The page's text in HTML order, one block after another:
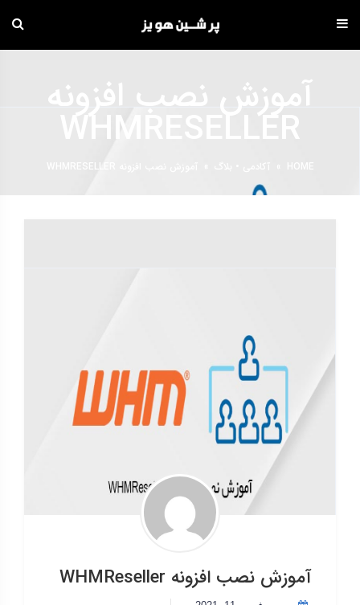
آموزش نصب افزونه
WHMRESELLER
HOME
آموزش نصب افزونه WHMReseller